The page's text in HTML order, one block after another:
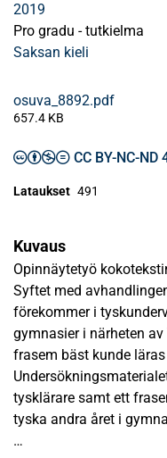
2019
Pro gradu - tutkielma
Saksan kieli
osuva_8892.pdf
657.4 KB
CC BY-NC-ND
Lataukset 491
Kuvaus
Opinnäytetyö
Syftet med
förekommer i
gymnasier i närheten
frasem bäst kunde
tysklärare samt ett
tyska andra året i